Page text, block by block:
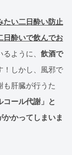
たい二日酔い防止
日酔いで飲んでお
ように、 飲酒で
！しかし、風邪で
も肝臓が行うた
コール代謝」と
かかってしまいま